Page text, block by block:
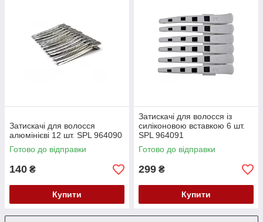
Затискачі для волосся
алюмінієві 12 шт. SPL 964090
Готово до відправки
140 ₴
Купити
Затискачі для волосся із
силіконовою вставкою 6 шт.
SPL 964091
Готово до відправки
299 ₴
Купити